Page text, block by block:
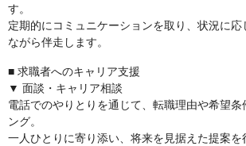
す。
定期的にコミュニケーションを取り、状況に
ながら伴走します。
■ 求職者へのキャリア支援
▼ 面談・キャリア相談
電話でのやりとりを通じて、転職理由や希望条
ング。
一人ひとりに寄り添い、将来を見据えた提案を